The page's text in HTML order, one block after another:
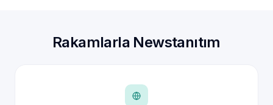
Rakamlarla Newstanıtım